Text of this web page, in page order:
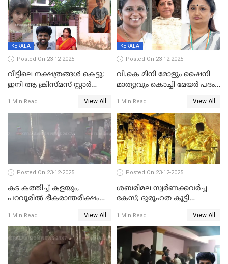
KERALA
Posted On 23-12-2025
വീട്ടിലെ നക്ഷത്രങ്ങൾ കെട്ടു;
ഇനി ആ ക്രിസ്മസ് സ്റ്റാർ
വേണ്ടിയുള്ള
പിടിവലിക്കിടയിൽ
അപ്പൂപ്പനെതിരെ പോക്സോ
കേസ് ഒടുവിൽ 4 ജീവനുകൾ
പൊലിഞ്ഞു
1 Min Read View All
KERALA
Posted On 23-12-2025
വി.കെ മിനി മോളും ഷൈനി
മാത്യുവും കൊച്ചി മേയർ പദം
മേയറാകില്ല
1 Min Read View All
Posted On 23-12-2025
കട കത്തിച്ച് കളയും,
പറവൂരില്‍ ഭീകരാന്തരീക്ഷം
1 Min Read View All
Posted On 23-12-2025
ശബരിമല സ്വര്‍ണക്കവര്‍ച്ച
കേസ്; ദുരൂഹത കൂട്ടി
1 Min Read View All